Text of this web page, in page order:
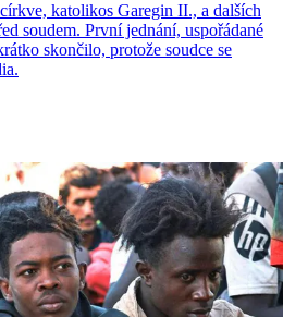
katolikos Garegin II., a dalších
soudem. První jednání, uspořádané
skončilo, protože soudce se